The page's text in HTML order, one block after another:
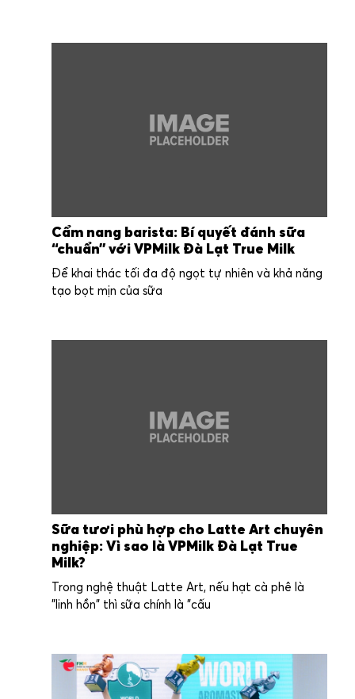
Cẩm nang barista: Bí quyết đánh sữa
“chuẩn” với VPMilk Đà Lạt True Milk
Để khai thác tối đa độ ngọt tự nhiên và khả năng
tạo bọt mịn của sữa
Sữa tươi phù hợp cho Latte Art chuyên
nghiệp: Vì sao là VPMilk Đà Lạt True
Milk?
Trong nghệ thuật Latte Art, nếu hạt cà phê là
"linh hồn" thì sữa chính là "cấu